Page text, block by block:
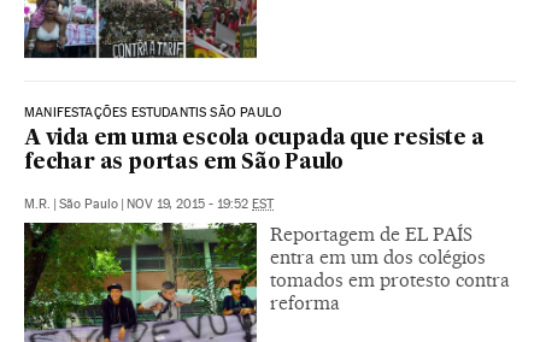
MANIFESTAÇÕES ESTUDANTIS SÃO PAULO
A vida em uma escola ocupada que resiste a
fechar as portas em São Paulo
M.R. | São Paulo | NOV 19, 2015 - 19:52 EST
Reportagem de EL PAÍS
entra em um dos colégios
tomados em protesto contra
reforma